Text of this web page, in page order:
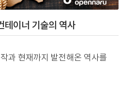
이너 기술의 역사
과 현재까지 발전해온 역사를